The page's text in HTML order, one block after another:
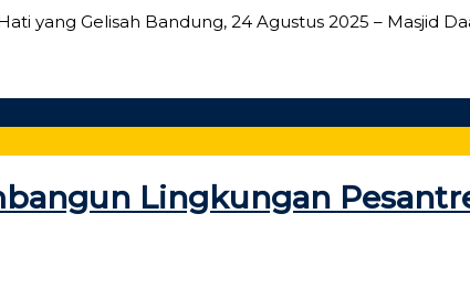
yang Gelisah Bandung, 24 Agustus 2025 – Masjid
Lingkungan